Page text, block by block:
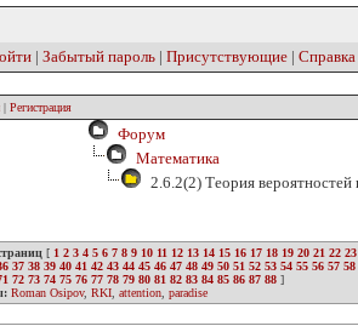
| Забытый пароль | Присутствующие | Справка
| Регистрация
Форум
Математика
2.6.2(2) Теория вероятностей
[ 1 2 3 4 5 6 7 8 9 10 11 12 13 14 15 16 17 18 19 20 21 22 23
37 38 39 40 41 42 43 44 45 46 47 48 49 50 51 52 53 54 55 56 57 58
72 73 74 75 76 77 78 79 80 81 82 83 84 85 86 87 88 ]
Roman Osipov, RKI attention paradise